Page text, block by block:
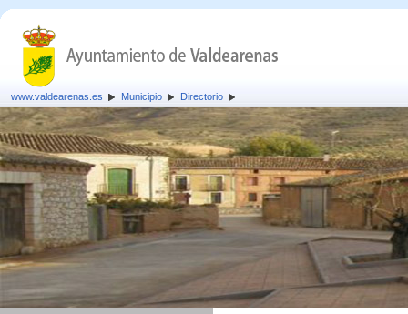
www.valdearenas.es Municipio Directorio